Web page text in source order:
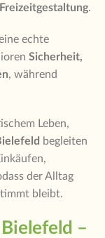
.
echte
Sicherheit,
, während
Leben,
begleiten
der Alltag
bleibt.
–